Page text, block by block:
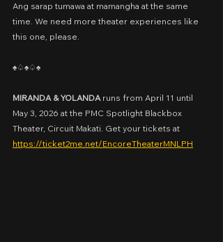
Ang sarap tumawa at mamangha at the same
time. We need more theater experiences like
this one, please.
♠️♤♠️♤♠️
MIRANDA & YOLANDA runs from April 11 until
May 3, 2026 at the PMC Spotlight Blackbox
Theater, Circuit Makati. Get your tickets at
https://ticket2me.net/EncoreTheaterMNLPH